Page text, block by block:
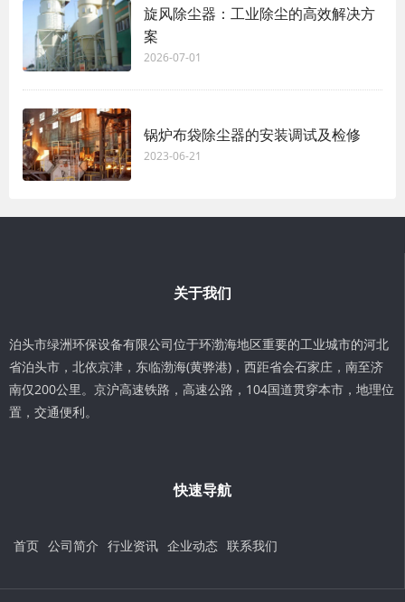
旋风除尘器：工业除尘的高效解决方
案
2026-07-01
锅炉布袋除尘器的安装调试及检修
2023-06-21
关于我们
泊头市绿洲环保设备有限公司位于环渤海地区重要的工业城市的河北
省泊头市，北依京津，东临渤海(黄骅港)，西距省会石家庄，南至济
南仅200公里。京沪高速铁路，高速公路，104国道贯穿本市，地理位
置，交通便利。
快速导航
首页 公司简介 行业资讯 企业动态 联系我们